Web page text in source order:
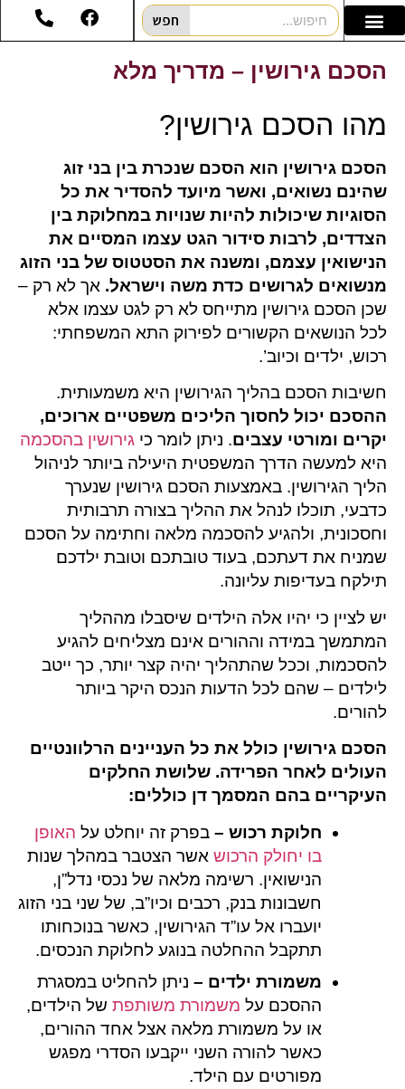
חפש
הסכם גירושין – מדריך מלא
מהו הסכם גירושין?
הסכם גירושין הוא הסכם שנכרת בין בני זוג
שהינם נשואים, ואשר מיועד להסדיר את כל
הסוגיות שיכולות להיות שנויות במחלוקת בין
הצדדים, לרבות סידור הגט עצמו המסיים את
הנישואין עצמם, ומשנה את הסטטוס של בני הזוג
מנשואים לגרושים כדת משה וישראל. אך לא רק –
שכן הסכם גירושין מתייחס לא רק לגט עצמו אלא
לכל הנושאים הקשורים לפירוק התא המשפחתי:
רכוש, ילדים וכיוב’.
חשיבות הסכם בהליך הגירושין היא משמעותית.
ההסכם יכול לחסוך הליכים משפטיים ארוכים,
יקרים ומורטי עצבים. ניתן לומר כי גירושין בהסכמה
היא למעשה הדרך המשפטית היעילה ביותר לניהול
הליך הגירושין. באמצעות הסכם גירושין שנערך
כדבעי, תוכלו לנהל את ההליך בצורה תרבותית
וחסכונית, ולהגיע להסכמה מלאה וחתימה על הסכם
שמניח את דעתכם, בעוד טובתכם וטובת ילדכם
תילקח בעדיפות עליונה.
יש לציין כי יהיו אלה הילדים שיסבלו מההליך
המתמשך במידה וההורים אינם מצליחים להגיע
להסכמות, וככל שהתהליך יהיה קצר יותר, כך ייטב
לילדים – שהם לכל הדעות הנכס היקר ביותר
להורים.
הסכם גירושין כולל את כל העניינים הרלוונטיים
העולים לאחר הפרידה. שלושת החלקים
העיקריים בהם המסמך דן כוללים:
חלוקת רכוש – בפרק זה יוחלט על האופן
בו יחולק הרכוש אשר הצטבר במהלך שנות
הנישואין. רשימה מלאה של נכסי נדל”ן,
חשבונות בנק, רכבים וכיו”ב, של שני בני הזוג
יועברו אל עו”ד הגירושין, כאשר בנוכחותו
תתקבל ההחלטה בנוגע לחלוקת הנכסים.
משמורת ילדים – ניתן להחליט במסגרת
ההסכם על משמורת משותפת של הילדים,
או על משמורת מלאה אצל אחד ההורים,
כאשר להורה השני ייקבעו הסדרי מפגש
מפורטים עם הילד.